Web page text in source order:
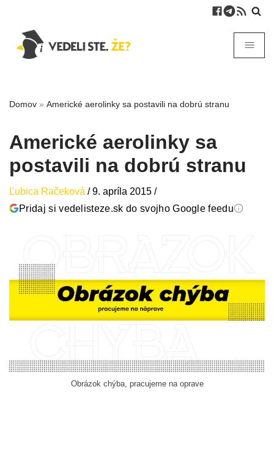
Domov » Americké aerolinky sa postavili na dobrú stranu
Americké aerolinky sa
postavili na dobrú stranu
Ľubica Račeková /9. apríla 2015 /
Pridaj si vedelisteze.sk do svojho Google feedu
Obrázok chýba, pracujeme na oprave